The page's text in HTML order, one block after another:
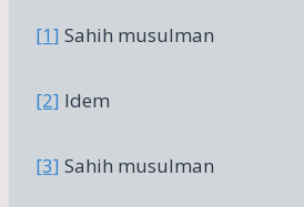
[1] Sahih musulman
[2] Idem
[3] Sahih musulman